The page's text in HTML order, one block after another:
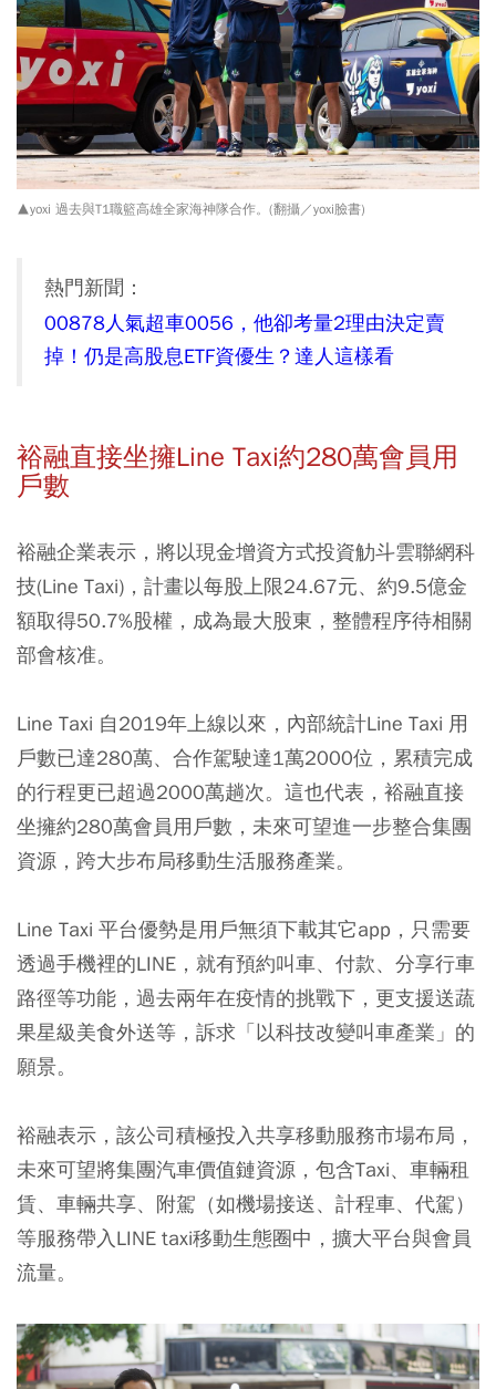
▲yoxi 過去與T1職籃高雄全家海神隊合作。(翻攝／yoxi臉書)
熱門新聞：
00878人氣超車0056，他卻考量2理由決定賣
掉！仍是高股息ETF資優生？達人這樣看
裕融直接坐擁Line Taxi約280萬會員用
戶數
裕融企業表示，將以現金增資方式投資觔斗雲聯網科
技(Line Taxi)，計畫以每股上限24.67元、約9.5億金
額取得50.7%股權，成為最大股東，整體程序待相關
部會核准。
Line Taxi 自2019年上線以來，內部統計Line Taxi 用
戶數已達280萬、合作駕駛達1萬2000位，累積完成
的行程更已超過2000萬趟次。這也代表，裕融直接
坐擁約280萬會員用戶數，未來可望進一步整合集團
資源，跨大步布局移動生活服務產業。
Line Taxi 平台優勢是用戶無須下載其它app，只需要
透過手機裡的LINE，就有預約叫車、付款、分享行車
路徑等功能，過去兩年在疫情的挑戰下，更支援送蔬
果星級美食外送等，訴求「以科技改變叫車產業」的
願景。
裕融表示，該公司積極投入共享移動服務市場布局，
未來可望將集團汽車價值鏈資源，包含Taxi、車輛租
賃、車輛共享、附駕（如機場接送、計程車、代駕）
等服務帶入LINE taxi移動生態圈中，擴大平台與會員
流量。